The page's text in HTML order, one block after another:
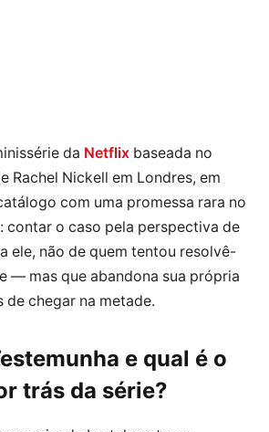
da Netflix baseada no
Rachel Nickell em Londres, em
com uma promessa rara no
contar o caso pela perspectiva de
ele, não de quem tentou resolvê-
— mas que abandona sua própria
de chegar na metade.
e qual é o
trás da série?